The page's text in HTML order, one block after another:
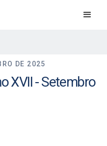
DE 2025
XVII - Setembro